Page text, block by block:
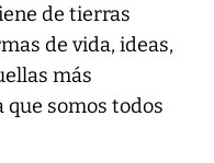
de tierras
de vida, ideas,
más
somos todos